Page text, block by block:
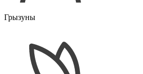
Грызуны